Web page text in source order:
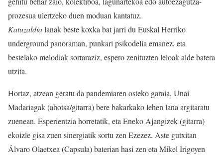
prozesua ulertzeko duen moduan kantatuz.
Katuzaldialanak beste koxka bat jarri du Euskal Herriko
underground panoraman, punkari psikodelia emanez, eta
bestelako melodiak sortaraziz, espero zenituzten leloak alde batera
utzita.
Hortaz, atzean geratu da pandemiaren osteko garaia, Unai
Madariagak (ahotsa/gitarra) bere bakarkako lehen lana argitaratu
zuenean. Esperientzia horretatik, eta Eneko Ajangizek (gitarra)
ekoizle gisa zuen sinergiatik sortu zen Ezezez. Aste gutxitan
Álvaro Olaetxea (Capsula) baterian hasi zen eta Mikel Irigoyen